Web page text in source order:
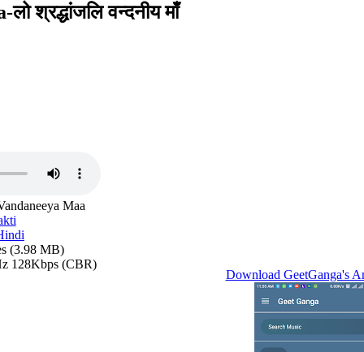
श्रद्धांजलि वन्दनीय माँ
Maa
(3.98 MB)
128Kbps (CBR)
Download GeetGanga's